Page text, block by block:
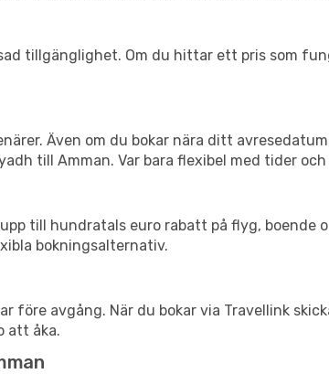
tillgänglighet. Om du hittar ett pris som
Även om du bokar nära ditt
till Amman. Var bara flexibel med tider
till hundratals euro rabatt på flyg, boende
bokningsalternativ.
före avgång. När du bokar via Travellink
att åka.